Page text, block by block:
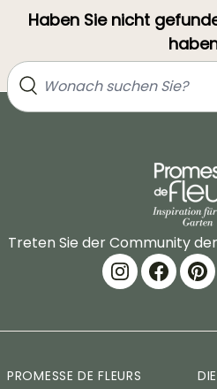
Haben Sie nicht
Treten Sie der Community
PROMESSE DE FLEURS